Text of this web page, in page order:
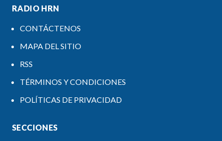
RADIO HRN
CONTÁCTENOS
MAPA DEL SITIO
RSS
TÉRMINOS Y CONDICIONES
POLÍTICAS DE PRIVACIDAD
SECCIONES